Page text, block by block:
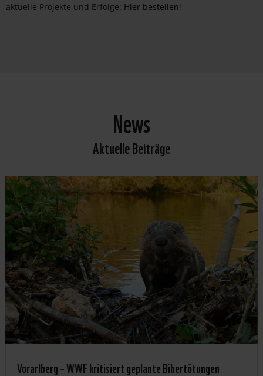
aktuelle Projekte und Erfolge: Hier bestellen!
News
Aktuelle Beiträge
Vorarlberg – WWF kritisiert geplante Bibertötungen